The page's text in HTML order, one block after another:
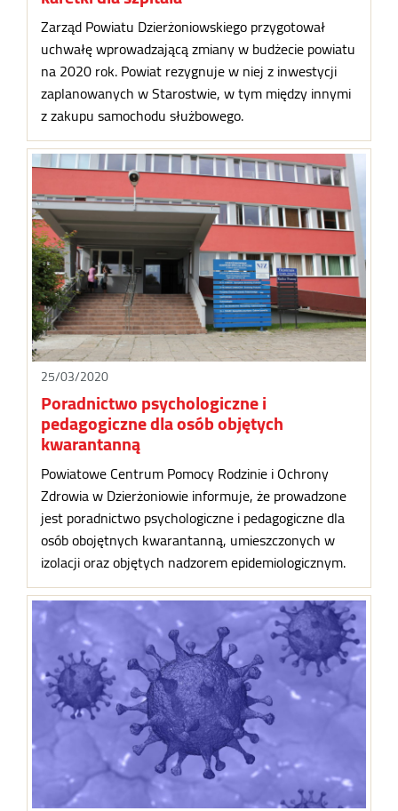
Zarząd Powiatu Dzierżoniowskiego przygotował
uchwałę wprowadzającą zmiany w budżecie powiatu
na 2020 rok. Powiat rezygnuje w niej z inwestycji
zaplanowanych w Starostwie, w tym między innymi
z zakupu samochodu służbowego.
25/03/2020
Poradnictwo psychologiczne i
pedagogiczne dla osób objętych
kwarantanną
Powiatowe Centrum Pomocy Rodzinie i Ochrony
Zdrowia w Dzierżoniowie informuje, że prowadzone
jest poradnictwo psychologiczne i pedagogiczne dla
osób obojętnych kwarantanną, umieszczonych w
izolacji oraz objętych nadzorem epidemiologicznym.